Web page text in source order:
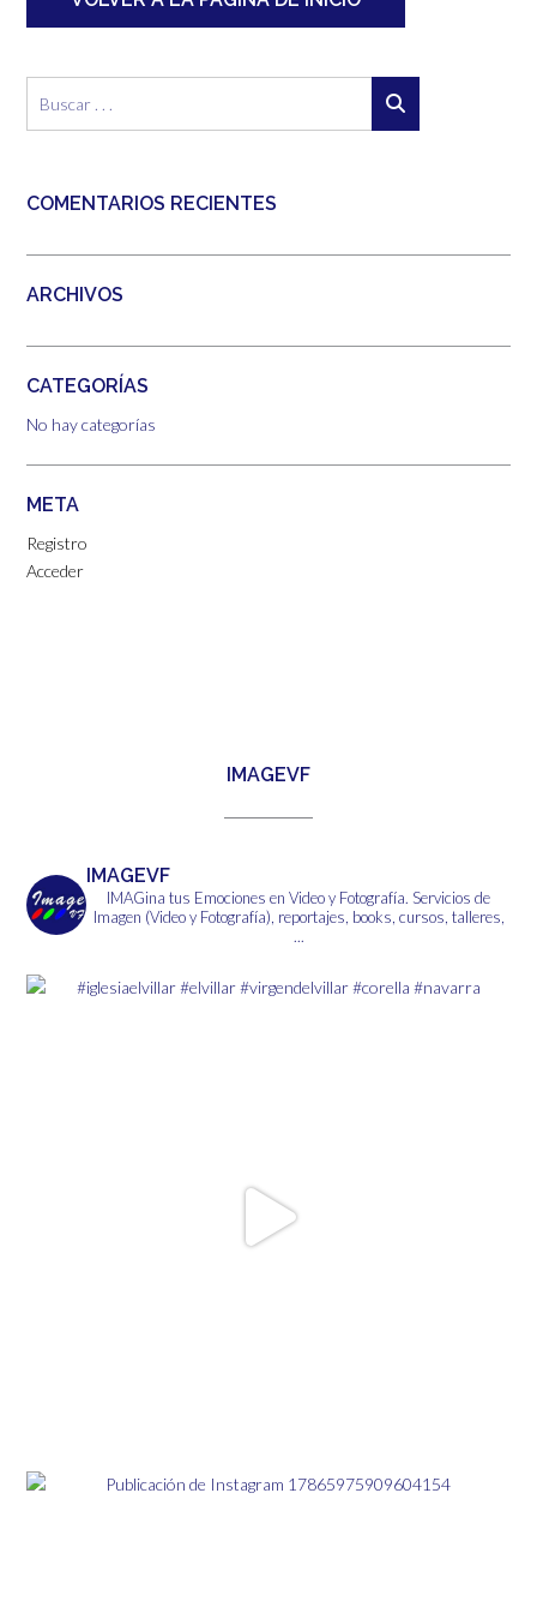
COMENTARIOS RECIENTES
ARCHIVOS
CATEGORÍAS
No hay categorías
META
Registro
Acceder
IMAGEVF
IMAGEVF
IMAGina tus Emociones en Video y Fotografía. Servicios de
Imagen (Video y Fotografía), reportajes, books, cursos, talleres,
...